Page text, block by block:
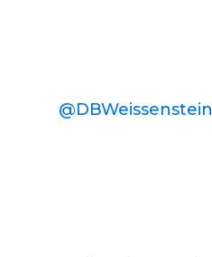
@DBWeissenstein